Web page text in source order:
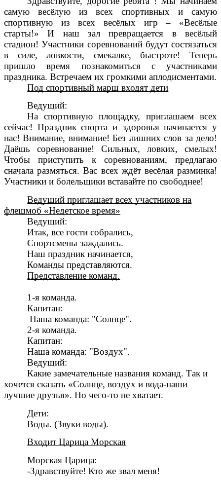
самую весёлую из всех спортивных и самую
спортивную из всех весёлых игр – «Весёлые
старты!» И наш зал превращается в весёлый
стадион! Участники соревнований будут состязаться
в силе, ловкости, смекалке, быстроте! Теперь
пришло время познакомиться с участниками
праздника. Встречаем их громкими аплодисментами.
Под спортивный марш входят дети
Ведущий:
На спортивную площадку, приглашаем всех
сейчас! Праздник спорта и здоровья начинается у
нас! Внимание, внимание! Без лишних слов за дело!
Даёшь соревнование! Сильных, ловких, смелых!
Чтобы приступить к соревнованиям, предлагаю
сначала размяться. Вас всех ждёт весёлая разминка!
Участники и болельщики вставайте по свободнее!
Ведущий приглашает всех участников на
флешмоб «Недетское время»
Ведущий:
Итак, все гости собрались,
Спортсмены заждались.
Наш праздник начинается,
Команды представляются.
Представление команд.
1-я команда.
Капитан:
Наша команда: "Солнце".
2-я команда.
Капитан:
Наша команда: "Воздух".
Ведущий:
Какие замечательные названия команд. Так и
хочется сказать «Солнце, воздух и вода-наши
лучшие друзья». Но чего-то не хватает.
Дети:
Воды. (Звуки воды).
Входит Царица Морская
Морская Царица:
-Здравствуйте! Кто же звал меня!